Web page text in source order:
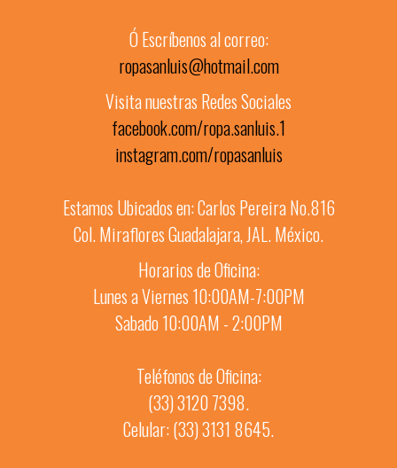
Ó Escríbenos al correo:
ropasanluis@hotmail.com
Visita nuestras Redes Sociales
facebook.com/ropa.sanluis.1
instagram.com/ropasanluis
Estamos Ubicados en: Carlos Pereira No.816
Col. Miraflores Guadalajara, JAL. México.
Horarios de Oficina:
Lunes a Viernes 10:00AM-7:00PM
Sabado 10:00AM - 2:00PM
Teléfonos de Oficina:
(33) 3120 7398.
Celular: (33) 3131 8645.